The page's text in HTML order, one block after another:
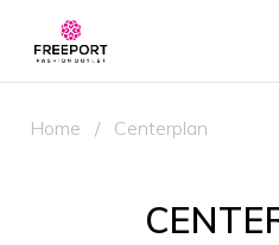
Home / Centerplan